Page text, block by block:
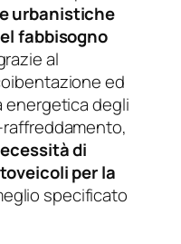
urbanistiche
fabbisogno
al
ed
energetica degli
di
per la
specificato